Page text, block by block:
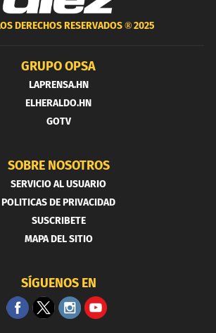
DERECHOS RESERVADOS ®2025
GRUPO OPSA
LAPRENSA.HN
ELHERALDO.HN
GOTV
SOBRE NOSOTROS
SERVICIO AL USUARIO
POLITICAS DE PRIVACIDAD
SUSCRIBETE
MAPA DEL SITIO
SÍGUENOS EN